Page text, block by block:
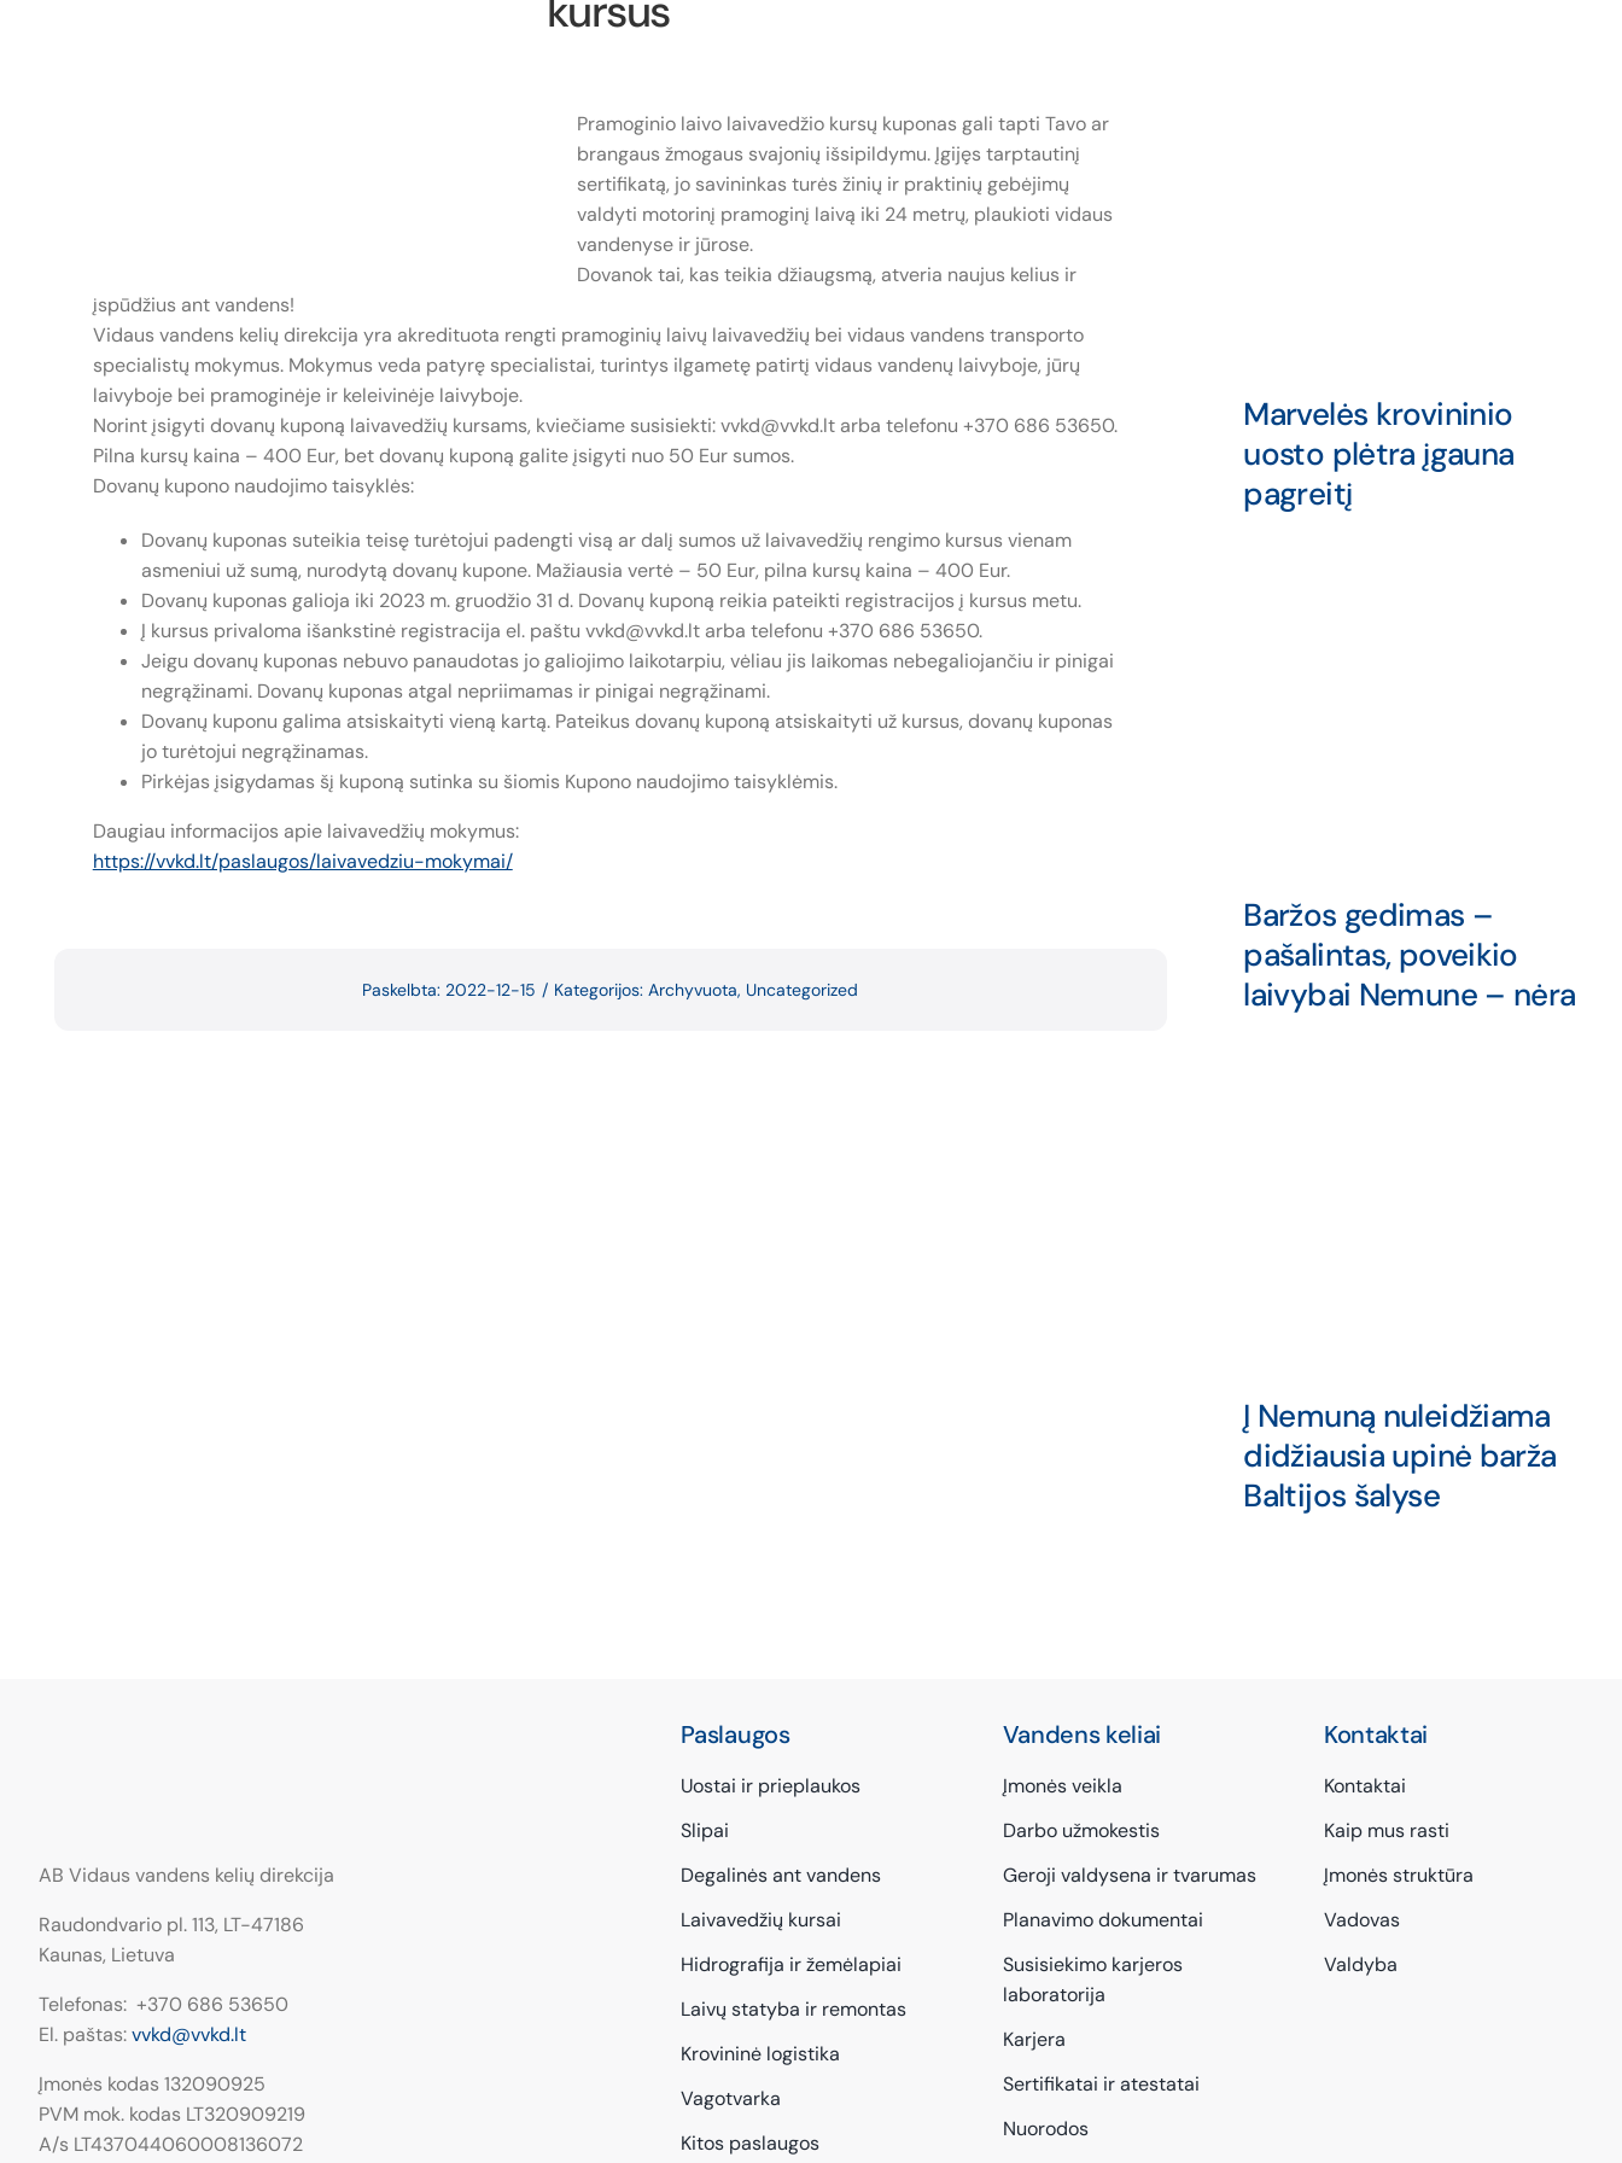
kursus
Pramoginio laivo laivavedžio kursų kuponas gali tapti Tavo ar
brangaus žmogaus svajonių išsipildymu. Įgijęs tarptautinį
sertifikatą, jo savininkas turės žinių ir praktinių gebėjimų
valdyti motorinį pramoginį laivą iki 24 metrų, plaukioti vidaus
vandenyse ir jūrose.
Dovanok tai, kas teikia džiaugsmą, atveria naujus kelius ir
įspūdžius ant vandens!
Vidaus vandens kelių direkcija yra akredituota rengti pramoginių laivų laivavedžių bei vidaus vandens transporto
specialistų mokymus. Mokymus veda patyrę specialistai, turintys ilgametę patirtį vidaus vandenų laivyboje, jūrų
laivyboje bei pramoginėje ir keleivinėje laivyboje.
Norint įsigyti dovanų kuponą laivavedžių kursams, kviečiame susisiekti: vvkd@vvkd.lt arba telefonu +370 686 53650.
Pilna kursų kaina – 400 Eur, bet dovanų kuponą galite įsigyti nuo 50 Eur sumos.
Dovanų kupono naudojimo taisyklės:
Dovanų kuponas suteikia teisę turėtojui padengti visą ar dalį sumos už laivavedžių rengimo kursus vienam
asmeniui už sumą, nurodytą dovanų kupone. Mažiausia vertė – 50 Eur, pilna kursų kaina – 400 Eur.
Dovanų kuponas galioja iki 2023 m. gruodžio 31 d. Dovanų kuponą reikia pateikti registracijos į kursus metu.
Į kursus privaloma išankstinė registracija el. paštu vvkd@vvkd.lt arba telefonu +370 686 53650.
Jeigu dovanų kuponas nebuvo panaudotas jo galiojimo laikotarpiu, vėliau jis laikomas nebegaliojančiu ir pinigai
negrąžinami. Dovanų kuponas atgal nepriimamas ir pinigai negrąžinami.
Dovanų kuponu galima atsiskaityti vieną kartą. Pateikus dovanų kuponą atsiskaityti už kursus, dovanų kuponas
jo turėtojui negrąžinamas.
Pirkėjas įsigydamas šį kuponą sutinka su šiomis Kupono naudojimo taisyklėmis.
Daugiau informacijos apie laivavedžių mokymus:
https://vvkd.lt/paslaugos/laivavedziu-mokymai/
Paskelbta: 2022-12-15 / Kategorijos:Archyvuota, Uncategorized
Marvelės krovininio
uosto plėtra įgauna
pagreitį
Baržos gedimas –
pašalintas, poveikio
laivybai Nemune – nėra
Į Nemuną nuleidžiama
didžiausia upinė barža
Baltijos šalyse
AB Vidaus vandens kelių direkcija
Raudondvario pl. 113, LT−47186
Kaunas, Lietuva
Telefonas: +370 686 53650
El. paštas:vvkd@vvkd.lt
Įmonės kodas 132090925
PVM mok. kodas LT320909219
A/s LT437044060008136072
Paslaugos
Uostai ir prieplaukos
Slipai
Degalinės ant vandens
Laivavedžių kursai
Hidrografija ir žemėlapiai
Laivų statyba ir remontas
Krovininė logistika
Vagotvarka
Kitos paslaugos
Vandens keliai
Įmonės veikla
Darbo užmokestis
Geroji valdysena ir tvarumas
Planavimo dokumentai
Susisiekimo karjeros
laboratorija
Karjera
Sertifikatai ir atestatai
Nuorodos
Kontaktai
Kontaktai
Kaip mus rasti
Įmonės struktūra
Vadovas
Valdyba